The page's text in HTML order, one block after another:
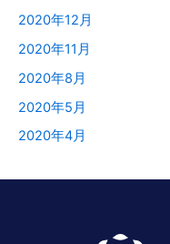
2020年12月
2020年11月
2020年8月
2020年5月
2020年4月